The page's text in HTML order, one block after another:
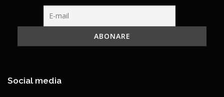
Social media